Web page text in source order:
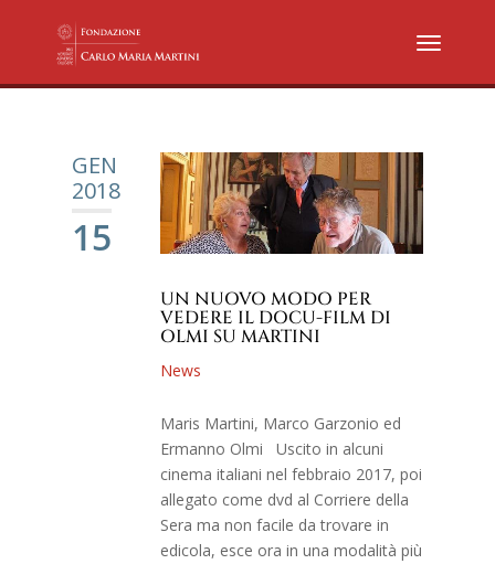
GEN
2018
15
UN NUOVO MODO PER
VEDERE IL DOCU-FILM DI
OLMI SU MARTINI
News
Maris Martini, Marco Garzonio ed
Ermanno Olmi Uscito in alcuni
cinema italiani nel febbraio 2017, poi
allegato come dvd al Corriere della
Sera ma non facile da trovare in
edicola, esce ora in una modalità più